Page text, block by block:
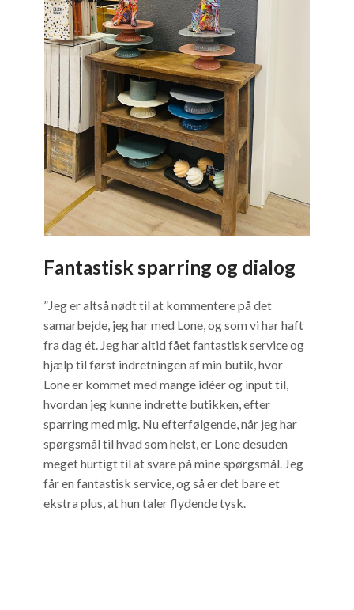
Fantastisk sparring og dialog
”Jeg er altså nødt til at kommentere på det
samarbejde, jeg har med Lone, og som vi har haft
fra dag ét. Jeg har altid fået fantastisk service og
hjælp til først indretningen af min butik, hvor
Lone er kommet med mange idéer og input til,
hvordan jeg kunne indrette butikken, efter
sparring med mig. Nu efterfølgende, når jeg har
spørgsmål til hvad som helst, er Lone desuden
meget hurtigt til at svare på mine spørgsmål. Jeg
får en fantastisk service, og så er det bare et
ekstra plus, at hun taler flydende tysk.